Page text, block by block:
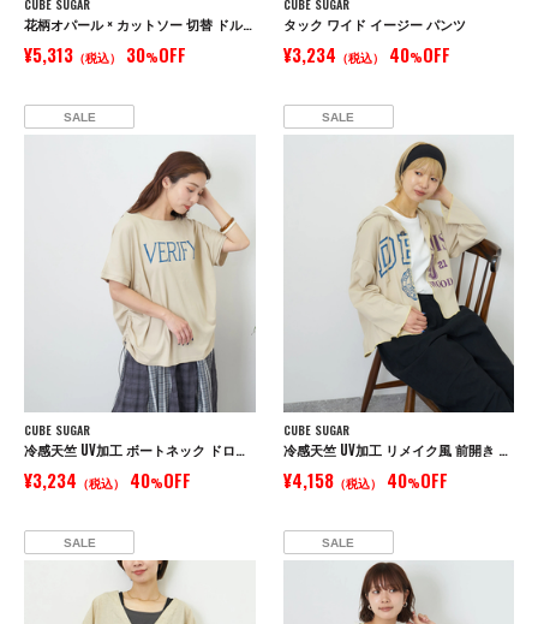
CUBE SUGAR
花柄オパール × カットソー 切替 ドルマン Tシャツ
¥5,313 （税込） 30%OFF
CUBE SUGAR
タック ワイド イージー パンツ
¥3,234 （税込） 40%OFF
SALE
CUBE SUGAR
冷感天竺 UV加工 ボートネック ドロスト Tシャツ
¥3,234 （税込） 40%OFF
SALE
CUBE SUGAR
冷感天竺 UV加工 リメイク風 前開き パーカー
¥4,158（税込） 40%OFF
SALE SALE